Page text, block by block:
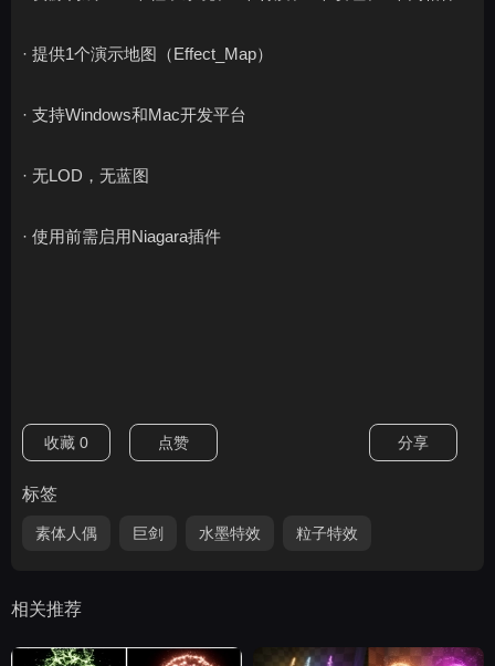
· 提供1个演示地图（Effect_Map）
· 支持Windows和Mac开发平台
· 无LOD，无蓝图
· 使用前需启用Niagara插件
收藏 0 点赞 分享
标签
素体人偶 巨剑 水墨特效 粒子特效
相关推荐